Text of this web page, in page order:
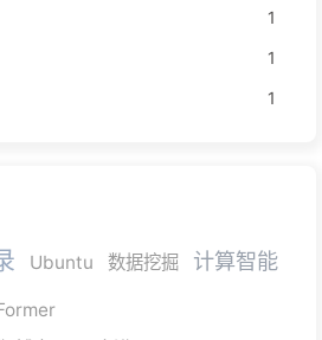
1
1
1
Ubuntu 数据挖掘 计算智能